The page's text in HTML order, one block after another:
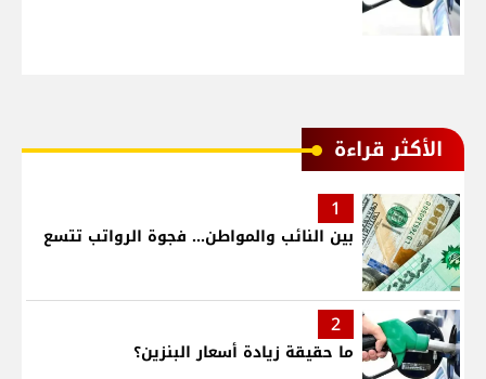
الأكثر قراءة
1
بين النائب والمواطن... فجوة الرواتب تتسع
2
ما حقيقة زيادة أسعار البنزين؟